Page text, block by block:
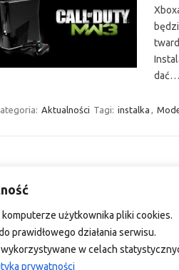
komputerze użytkownika pliki cookies.
prawidłowego działania serwisu.
w celach
prywatności
dać…
Aktualności Tagi: instalka ,
footer text left